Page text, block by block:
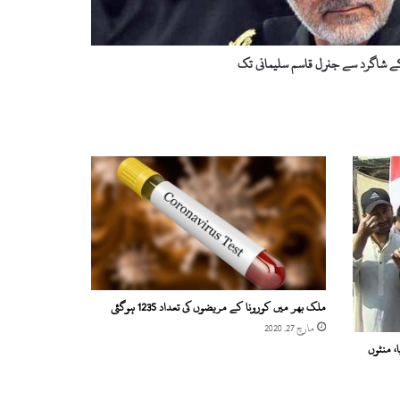
شاگرد سے جنرل قاسم سلیمانی تک
منٹوں
ملک بھر میں کورونا کے مریضوں کی تعداد 1235 ہوگئی
مارچ 27, 2020